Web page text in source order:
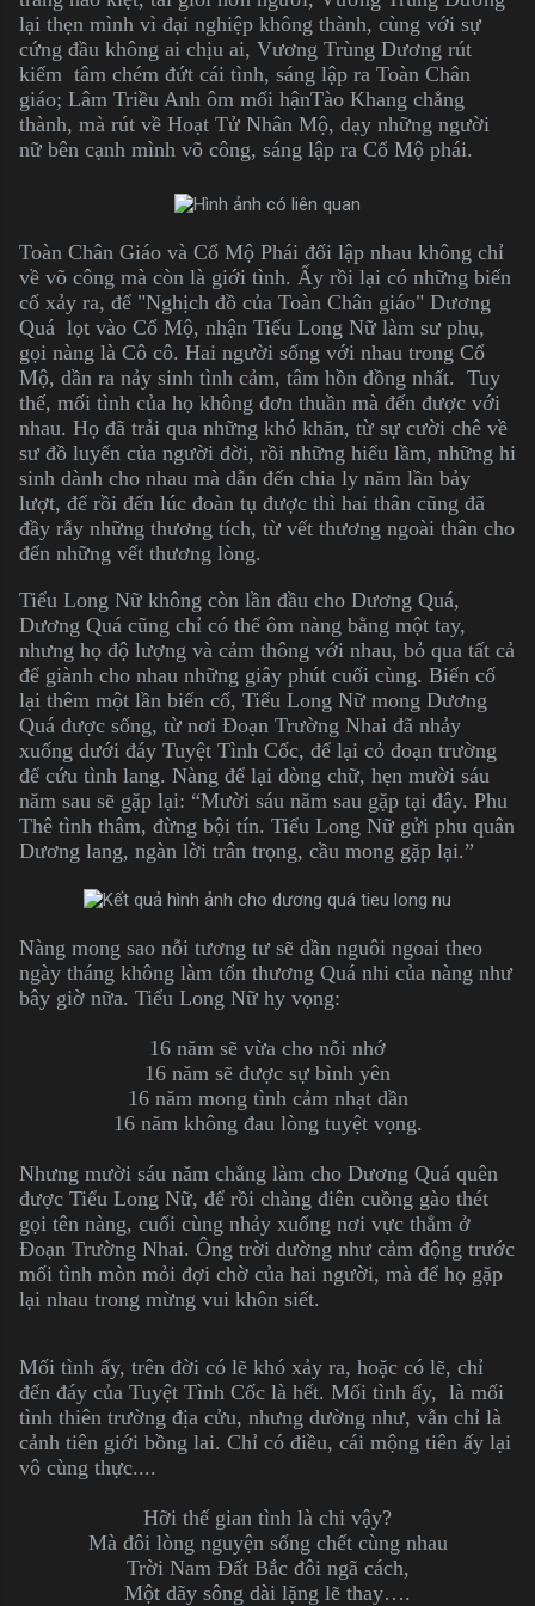
lại thẹn mình vì đại nghiệp không thành, cùng với sự
cứng đầu không ai chịu ai, Vương Trùng Dương rút
kiếm tâm chém đứt cái tình, sáng lập ra Toàn Chân
giáo; Lâm Triều Anh ôm mối hậnTào Khang chẳng
thành, mà rút về Hoạt Tử Nhân Mộ, dạy những người
nữ bên cạnh mình võ công, sáng lập ra Cổ Mộ phái.
Toàn Chân Giáo và Cổ Mộ Phái đối lập nhau không chỉ
về võ công mà còn là giới tình. Ấy rồi lại có những biến
cố xảy ra, để "Nghịch đồ của Toàn Chân giáo" Dương
Quá lọt vào Cổ Mộ, nhận Tiểu Long Nữ làm sư phụ,
gọi nàng là Cô cô. Hai người sống với nhau trong Cổ
Mộ, dần ra nảy sinh tình cảm, tâm hồn đồng nhất. Tuy
thế, mối tình của họ không đơn thuần mà đến được với
nhau. Họ đã trải qua những khó khăn, từ sự cười chê về
sư đồ luyến của người đời, rồi những hiểu lầm, những hi
sinh dành cho nhau mà dẫn đến chia ly năm lần bảy
lượt, để rồi đến lúc đoàn tụ được thì hai thân cũng đã
đầy rẫy những thương tích, từ vết thương ngoài thân cho
đến những vết thương lòng.
Tiểu Long Nữ không còn lần đầu cho Dương Quá,
Dương Quá cũng chỉ có thể ôm nàng bằng một tay,
nhưng họ độ lượng và cảm thông với nhau, bỏ qua tất cả
để giành cho nhau những giây phút cuối cùng. Biến cố
lại thêm một lần biến cố, Tiểu Long Nữ mong Dương
Quá được sống, từ nơi Đoạn Trường Nhai đã nhảy
xuống dưới đáy Tuyệt Tình Cốc, để lại cỏ đoạn trường
để cứu tình lang. Nàng để lại dòng chữ, hẹn mười sáu
năm sau sẽ gặp lại: “Mười sáu năm sau gặp tại đây. Phu
Thê tình thâm, đừng bội tín. Tiểu Long Nữ gửi phu quân
Dương lang, ngàn lời trân trọng, cầu mong gặp lại.”
Nàng mong sao nỗi tương tư sẽ dần nguôi ngoai theo
ngày tháng không làm tổn thương Quá nhi của nàng như
bây giờ nữa. Tiểu Long Nữ hy vọng:
16 năm sẽ vừa cho nỗi nhớ
16 năm sẽ được sự bình yên
16 năm mong tình cảm nhạt dần
16 năm không đau lòng tuyệt vọng.
Nhưng mười sáu năm chẳng làm cho Dương Quá quên
được Tiểu Long Nữ, để rồi chàng điên cuồng gào thét
gọi tên nàng, cuối cùng nhảy xuống nơi vực thẳm ở
Đoạn Trường Nhai. Ông trời dường như cảm động trước
mối tình mòn mỏi đợi chờ của hai người, mà để họ gặp
lại nhau trong mừng vui khôn siết.
Mối tình ấy, trên đời có lẽ khó xảy ra, hoặc có lẽ, chỉ
đến đáy của Tuyệt Tình Cốc là hết. Mối tình ấy, là mối
tình thiên trường địa cửu, nhưng dường như, vẫn chỉ là
cảnh tiên giới bồng lai. Chỉ có điều, cái mộng tiên ấy lại
vô cùng thực....
Hỡi thế gian tình là chi vậy?
Mà đôi lòng nguyện sống chết cùng nhau
Trời Nam Đất Bắc đôi ngã cách,
Một dãy sông dài lặng lẽ thay….